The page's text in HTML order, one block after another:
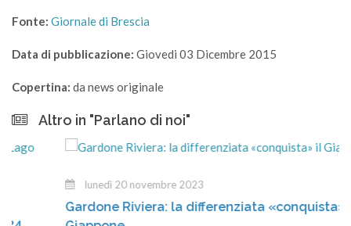
Fonte: Giornale di Brescia
Data di pubblicazione: Giovedi 03 Dicembre 2015
Copertina: da news originale
Altro in "Parlano di noi"
lunedì 20 novembre 2023
Gardone Riviera: la differenziata «conquista» il